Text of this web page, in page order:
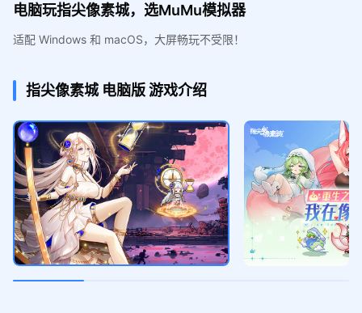
电脑玩指尖像素城，选MuMu模拟器
适配 Windows 和 macOS，大屏畅玩不受限！
指尖像素城 电脑版游戏介绍